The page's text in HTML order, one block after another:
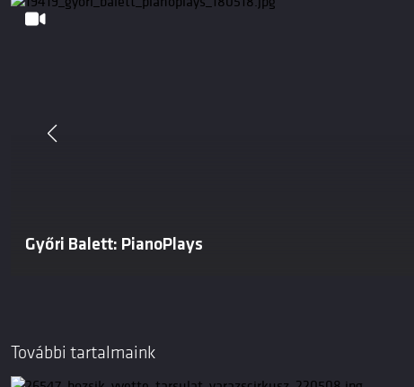
Győri Balett: PianoPlays
További tartalmaink